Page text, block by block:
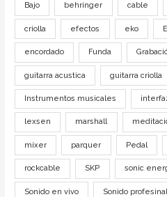
Bajo behringer cable
criolla efectos eko
encordado Funda
guitarra acustica guitarra criolla
Instrumentos musicales
lexsen marshall
mixer parquer Pedal
rockcable SKP sonic
Sonido en vivo Sonido